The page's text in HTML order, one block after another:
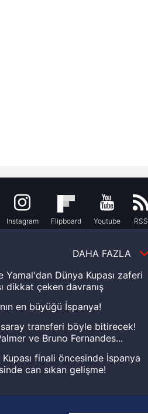
Instagram Flipboard Youtube RSS
DAHA FAZLA
Yamal'dan Dünya Kupası zaferi
dikkat çeken davranış
en büyüğü İspanya!
transferi böyle bitirecek!
ve Bruno Fernandes...
Kupası finali öncesinde İspanya
can sıkan gelişme!